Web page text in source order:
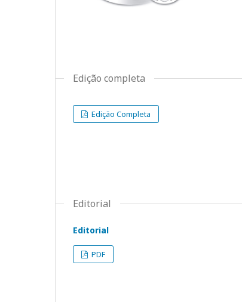
Edição completa
Edição Completa
Editorial
Editorial
PDF